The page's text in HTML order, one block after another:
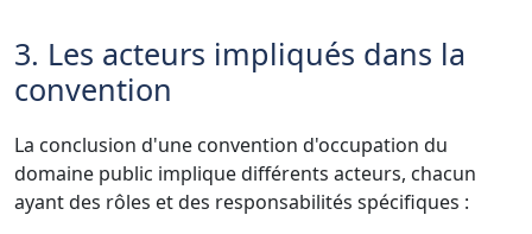
3. Les acteurs impliqués dans la
convention
La conclusion d'une convention d'occupation du
domaine public implique différents acteurs, chacun
ayant des rôles et des responsabilités spécifiques :